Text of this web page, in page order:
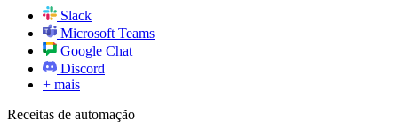
Slack
Microsoft Teams
Google Chat
Discord
+ mais
Receitas de automação